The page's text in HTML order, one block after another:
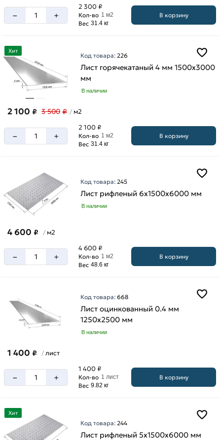
– +
2 300 ₽
Кол-во 1 м2
Вес 31.4 кг
В корзину
Хит
Код товара: 226
Лист горячекатаный 4 мм 1500х3000
мм
В наличии
2 100 ₽ 3 500 ₽ / м2
– +
2 100 ₽
Кол-во 1 м2
Вес 31.4 кг
В корзину
Код товара: 245
Лист рифленый 6х1500х6000 мм
В наличии
4 600 ₽ / м2
– +
4 600 ₽
Кол-во 1 м2
Вес 48.6 кг
В корзину
Код товара:668
Лист оцинкованный 0.4 мм
1250х2500 мм
В наличии
1 400 ₽ / лист
– +
1 400 ₽
Кол-во 1 лист
Вес 9.82 кг
В корзину
Хит
Код товара: 244
Лист рифленый 5х1500х6000 мм